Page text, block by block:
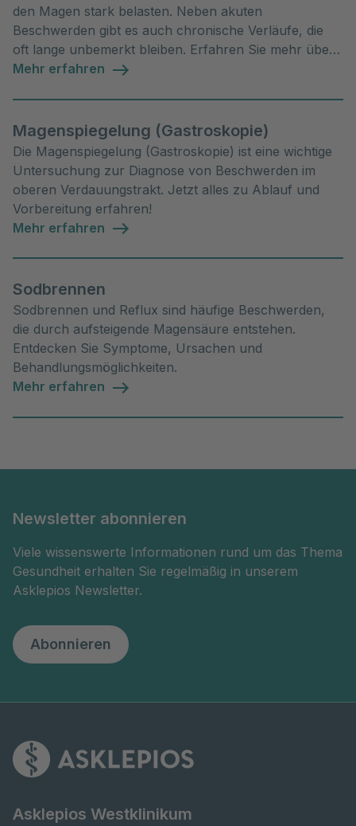
den Magen stark belasten. Neben akuten
Beschwerden gibt es auch chronische Verläufe, die
oft lange unbemerkt bleiben. Erfahren Sie mehr über
Ursachen, Symptome und Behandlungsmöglichkeiten.
Mehr erfahren
Magenspiegelung (Gastroskopie)
Die Magenspiegelung (Gastroskopie) ist eine wichtige
Untersuchung zur Diagnose von Beschwerden im
oberen Verdauungstrakt. Jetzt alles zu Ablauf und
Vorbereitung erfahren!
Mehr erfahren
Sodbrennen
Sodbrennen und Reflux sind häufige Beschwerden,
die durch aufsteigende Magensäure entstehen.
Entdecken Sie Symptome, Ursachen und
Behandlungsmöglichkeiten.
Mehr erfahren
Newsletter abonnieren
Viele wissenswerte Informationen rund um das Thema
Gesundheit erhalten Sie regelmäßig in unserem
Asklepios Newsletter.
Abonnieren
Asklepios Westklinikum